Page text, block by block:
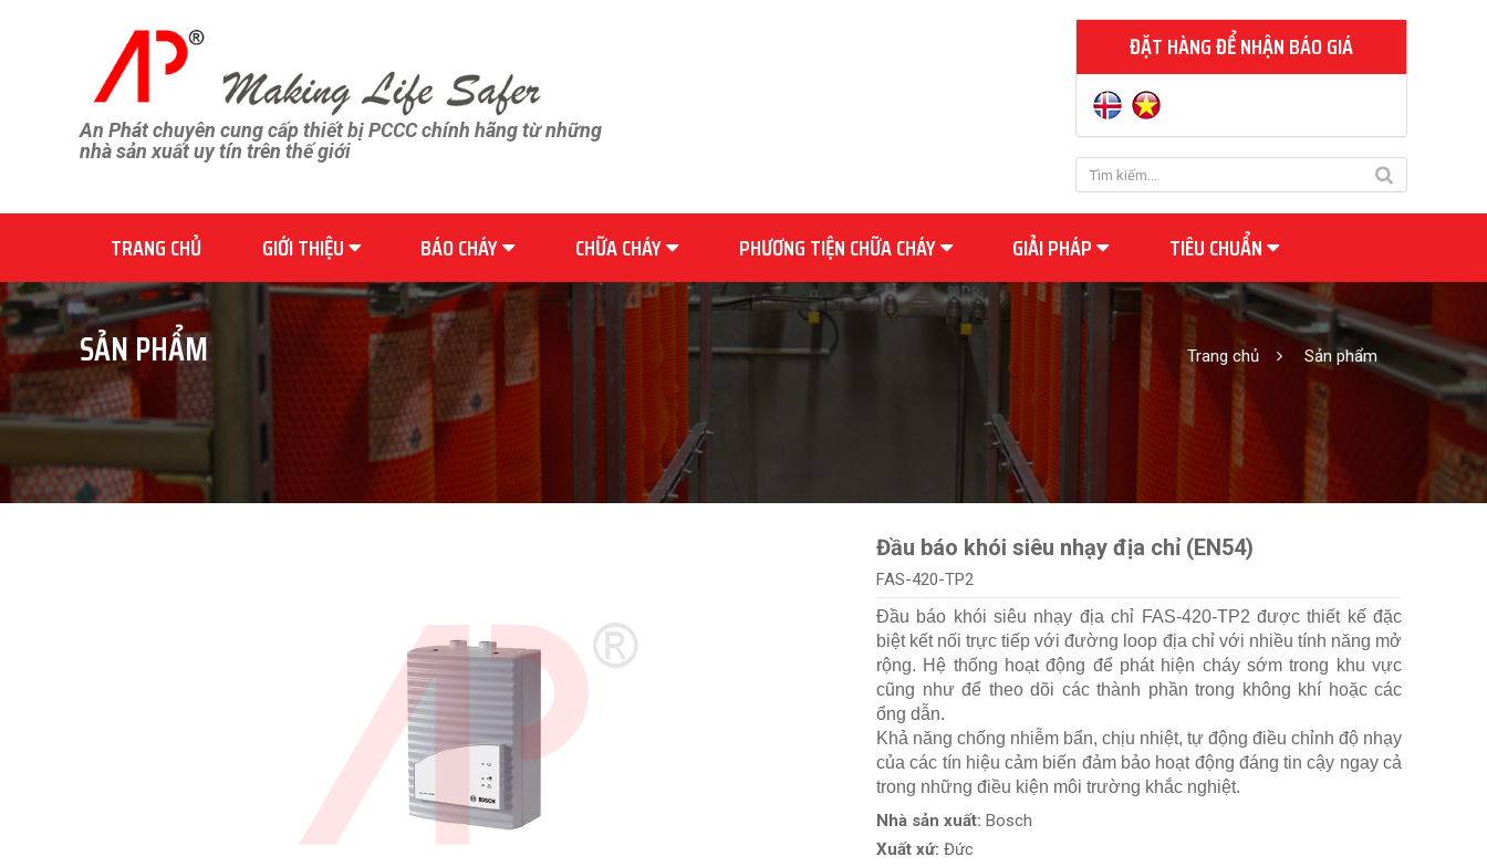
An Phát chuyên cung cấp thiết bị PCCC chính hãng từ những
nhà sản xuất uy tín trên thế giới
ĐẶT HÀNG ĐỂ NHẬN BÁO GIÁ
TRANG CHỦ GIỚI THIỆU BÁO CHÁY CHỮA CHÁY PHƯƠNG TIỆN CHỮA CHÁY GIẢI PHÁP TIÊU CHUẨN
SẢN PHẨM Trang chủ Sản phẩm
Đầu báo khói siêu nhạy địa chỉ (EN54)
FAS-420-TP2
Đầu báo khói siêu nhạy địa chỉ FAS-420-TP2 được thiết kế đặc
biệt kết nối trực tiếp với đường loop địa chỉ với nhiều tính năng mở
rộng. Hệ thống hoạt động để phát hiện cháy sớm trong khu vực
cũng như để theo dõi các thành phần trong không khí hoặc các
ống dẫn.
Khả năng chống nhiễm bẩn, chịu nhiệt, tự động điều chỉnh độ nhạy
của các tín hiệu cảm biến đảm bảo hoạt động đáng tin cậy ngay cả
trong những điều kiện môi trường khắc nghiệt.
Nhà sản xuất: Bosch
Xuất xứ: Đức